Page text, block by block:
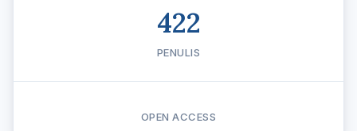
422
PENULIS
OPEN ACCESS